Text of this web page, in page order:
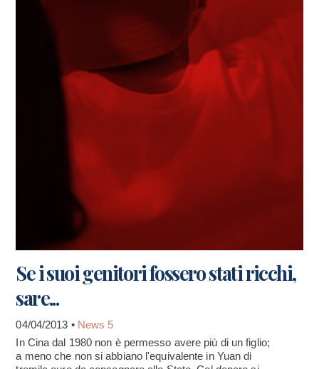
Se i suoi genitori fossero stati ricchi,
sare...
04/04/2013 • News 5
In Cina dal 1980 non è permesso avere più di un figlio;
a meno che non si abbiano l'equivalente in Yuan di